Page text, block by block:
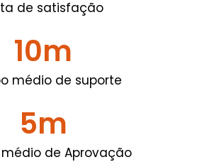
de satisfação
médio de suporte
10m
de Aprovação
5m